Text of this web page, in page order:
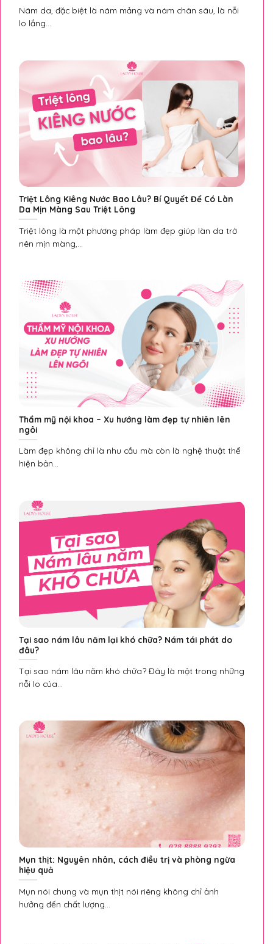
Nám da, đặc biệt là nám mảng và nám chân sâu, là nỗi
lo lắng...
Triệt Lông Kiêng Nước Bao Lâu? Bí Quyết Để Có Làn
Da Mịn Màng Sau Triệt Lông
Triệt lông là một phương pháp làm đẹp giúp làn da trở
nên mịn màng,...
Thẩm mỹ nội khoa – Xu hướng làm đẹp tự nhiên lên
ngôi
Làm đẹp không chỉ là nhu cầu mà còn là nghệ thuật thể
hiện bản...
Tại sao nám lâu năm lại khó chữa? Nám tái phát do
đâu?
Tại sao nám lâu năm khó chữa? Đây là một trong những
nỗi lo của...
Mụn thịt: Nguyên nhân, cách điều trị và phòng ngừa
hiệu quả
Mụn nói chung và mụn thịt nói riêng không chỉ ảnh
hưởng đến chất lượng...